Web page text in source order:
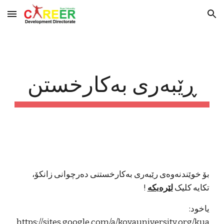
Skip to main content Skip to navigation
ڕێبەری بەکارخستن
تکایە کلیک لێرەبکە !
یاخود: